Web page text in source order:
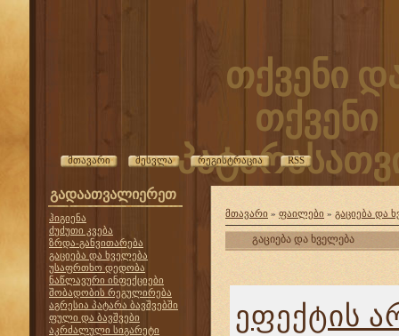
თქვენი
თქვენი
მთავარი შესვლა რეგისტრაცია RSS
გადაათვალიერეთ
ჰიგიენა
ძუძუთი კვება
ზრდა-განვითარება
გაციება და ხველება
უსაფრთხო დედობა
ნაწლავური ინფექციები
შობადობის რეგულირება
აგრესია პატარა ბავშვებში
ფული და ბავშვები
აკრძალული სიგარეტი
მთავარი » ფაილები » გაციება და
გაციება და ხველება
ეფექტის